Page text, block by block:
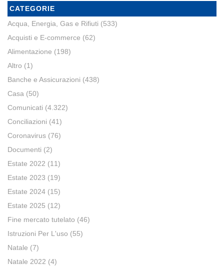
CATEGORIE
Acqua, Energia, Gas e Rifiuti (533)
Acquisti e E-commerce (62)
Alimentazione (198)
Altro (1)
Banche e Assicurazioni (438)
Casa (50)
Comunicati (4.322)
Conciliazioni (41)
Coronavirus (76)
Documenti (2)
Estate 2022 (11)
Estate 2023 (19)
Estate 2024 (15)
Estate 2025 (12)
Fine mercato tutelato (46)
Istruzioni Per L'uso (55)
Natale (7)
Natale 2022 (4)